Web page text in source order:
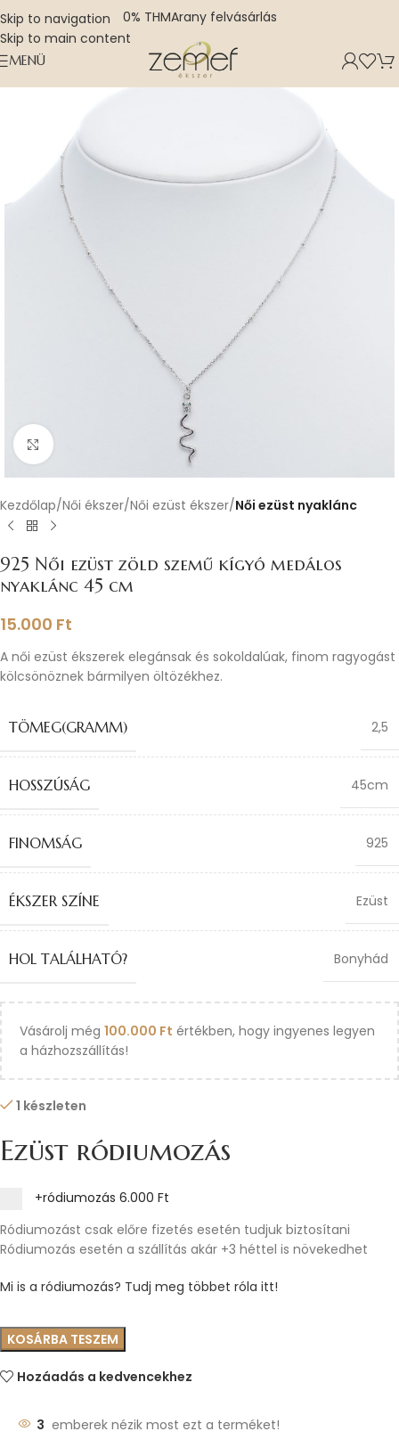
Skip to navigation
Skip to main content
0% THMArany felvásárlás
MENÜ
Nagyításhoz kattints ide
Kezdőlap Női ékszer Női ezüst ékszer Női ezüst nyaklánc
925 Női ezüst zöld szemű kígyó medálos
nyaklánc 45 cm
15.000 Ft
A női ezüst ékszerek elegánsak és sokoldalúak, finom ragyogást
kölcsönöznek bármilyen öltözékhez.
TÖMEG(GRAMM) 2,5
HOSSZÚSÁG 45cm
FINOMSÁG 925
ÉKSZER SZÍNE Ezüst
HOL TALÁLHATÓ? Bonyhád
Vásárolj még 100.000 Ft értékben, hogy ingyenes legyen
a házhozszállítás!
1 készleten
Ezüst ródiumozás
+ródiumozás 6.000 Ft
Ródiumozást csak előre fizetés esetén tudjuk biztosítani
Ródiumozás esetén a szállítás akár +3 héttel is növekedhet
Mi is a ródiumozás? Tudj meg többet róla itt!
KOSÁRBA TESZEM
Hozáadás a kedvencekhez
3 emberek nézik most ezt a terméket!